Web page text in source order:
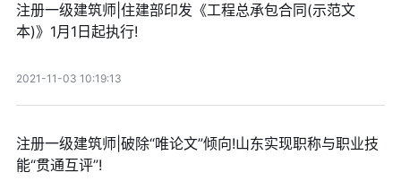
注册一级建筑师|住建部印发《工程总承包合同(示范文
本)》1月1日起执行!
2021-11-03 10:19:13
注册一级建筑师|破除“唯论文”倾向!山东实现职称与职业技
能“贯通互评”!